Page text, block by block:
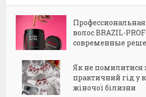
волос BRAZIL-
современные
Як не помилитися
практичний гід у
жіночої білизни